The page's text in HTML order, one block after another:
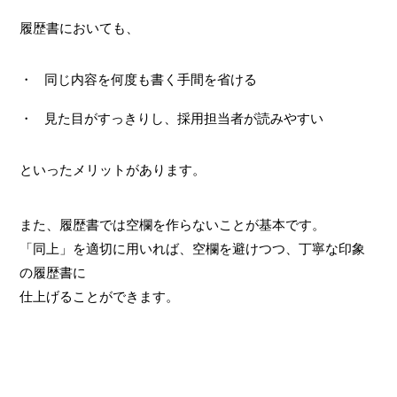
履歴書においても、
同じ内容を何度も書く手間を省ける
見た目がすっきりし、採用担当者が読みやすい
といったメリットがあります。
また、履歴書では空欄を作らないことが基本です。
「同上」を適切に用いれば、空欄を避けつつ、丁寧な印象
の履歴書に
仕上げることができます。